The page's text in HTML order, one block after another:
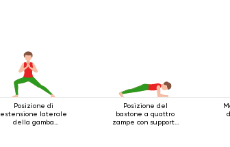
Posizione di
estensione laterale
della gamba
Posizione del
bastone a quattro
zampe con supporto